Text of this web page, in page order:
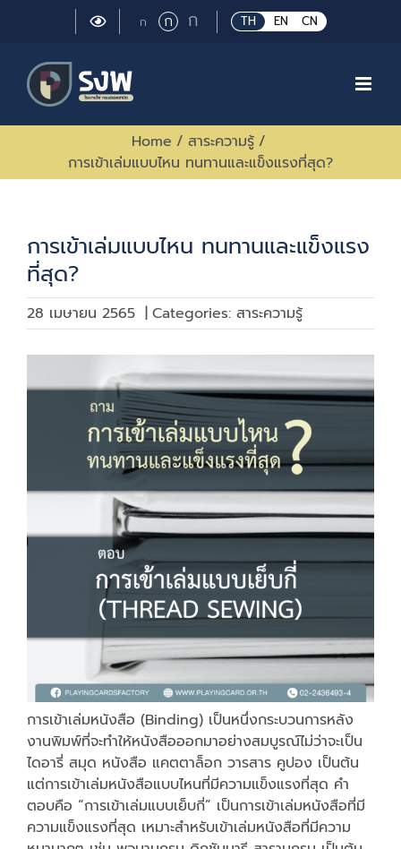
TH EN CN
กSmall
กRegular
font
ก Large
font
Home / สาระความรู้ /
การเข้าเล่มแบบไหน ทนทานและแข็งแรงที่สุด?
การเข้าเล่มแบบไหน ทนทานและแข็งแรง
ที่สุด?
28 เมษายน 2565 | Categories: สาระความรู้
การเข้าเล่มหนังสือ (Binding) เป็นหนึ่งกระบวนการหลัง
งานพิมพ์ที่จะทำให้หนังสือออกมาอย่างสมบูรณ์ไม่ว่าจะเป็น
ไดอารี่ สมุด หนังสือ แคตตาล็อก วารสาร คูปอง เป็นต้น
แต่การเข้าเล่มหนังสือแบบไหนที่มีความแข็งแรงที่สุด คำ
ตอบคือ “การเข้าเล่มแบบเย็บกี่” เป็นการเข้าเล่มหนังสือที่มี
ความแข็งแรงที่สุด เหมาะสำหรับเข้าเล่มหนังสือที่มีความ